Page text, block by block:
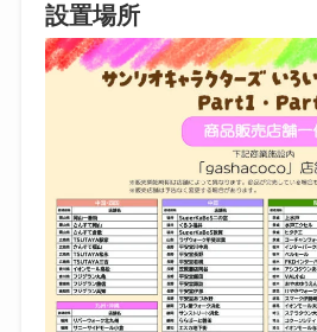
設置場所